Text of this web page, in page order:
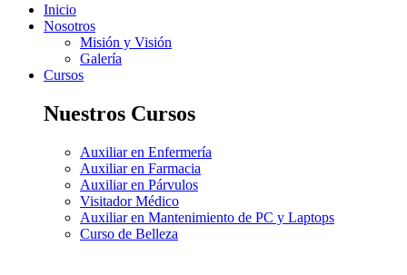
Inicio
Nosotros
Misión y Visión
Galería
Cursos
Nuestros Cursos
Auxiliar en Enfermería
Auxiliar en Farmacia
Auxiliar en Párvulos
Visitador Médico
Auxiliar en Mantenimiento de PC y Laptops
Curso de Belleza